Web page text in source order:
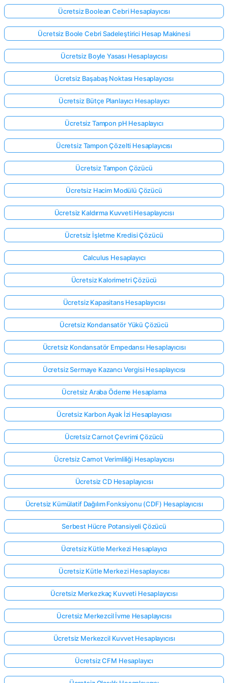
Ücretsiz Boolean Cebri Hesaplayıcısı
Ücretsiz Boole Cebri Sadeleştirici Hesap Makinesi
Ücretsiz Boyle Yasası Hesaplayıcısı
Ücretsiz Başabaş Noktası Hesaplayıcısı
Ücretsiz Bütçe Planlayıcı Hesaplayıcı
Ücretsiz Tampon pH Hesaplayıcı
Ücretsiz Tampon Çözelti Hesaplayıcısı
Ücretsiz Tampon Çözücü
Ücretsiz Hacim Modülü Çözücü
Ücretsiz Kaldırma Kuvveti Hesaplayıcısı
Ücretsiz İşletme Kredisi Çözücü
Calculus Hesaplayıcı
Ücretsiz Kalorimetri Çözücü
Ücretsiz Kapasitans Hesaplayıcısı
Ücretsiz Kondansatör Yükü Çözücü
Ücretsiz Kondansatör Empedansı Hesaplayıcısı
Ücretsiz Sermaye Kazancı Vergisi Hesaplayıcısı
Ücretsiz Araba Ödeme Hesaplama
Ücretsiz Karbon Ayak İzi Hesaplayıcısı
Ücretsiz Carnot Çevrimi Çözücü
Ücretsiz Carnot Verimliliği Hesaplayıcısı
Ücretsiz CD Hesaplayıcısı
Ücretsiz Kümülatif Dağılım Fonksiyonu (CDF) Hesaplayıcısı
Serbest Hücre Potansiyeli Çözücü
Ücretsiz Kütle Merkezi Hesaplayıcı
Ücretsiz Kütle Merkezi Hesaplayıcısı
Ücretsiz Merkezkaç Kuvveti Hesaplayıcısı
Ücretsiz Merkezcil İvme Hesaplayıcısı
Ücretsiz Merkezcil Kuvvet Hesaplayıcısı
Ücretsiz CFM Hesaplayıcı